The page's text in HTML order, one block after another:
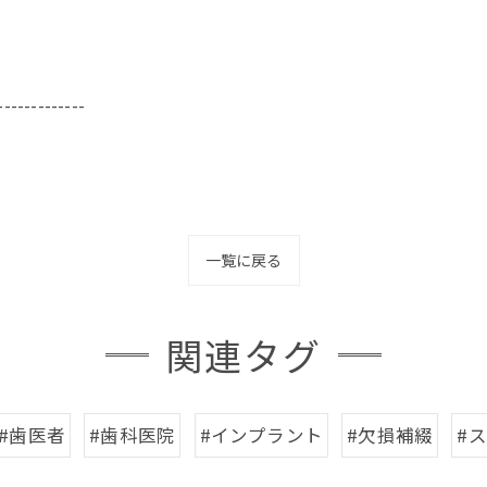
一覧に戻る
関連タグ
歯医者 #歯科医院 #インプラント #欠損補綴 #